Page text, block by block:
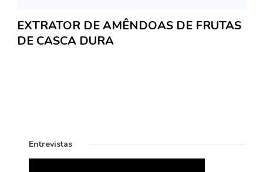
EXTRATOR DE AMÊNDOAS DE FRUTAS
DE CASCA DURA
Entrevistas